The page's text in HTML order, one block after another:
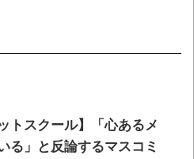
トスクール】「心あるメ
る」と反論するマスコミ